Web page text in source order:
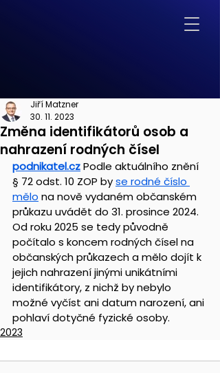
Změna identifikátorů osob a
nahrazení rodných čísel
Jiří Matzner
30. 11. 2023
podnikatel.czPodle aktuálního znění
§ 72 odst. 10 ZOP by se rodné číslo
mělo na nově vydaném občanském
průkazu uvádět do 31. prosince 2024.
Od roku 2025 se tedy původně
počítalo s koncem rodných čísel na
občanských průkazech a mělo dojít k
jejich nahrazení jinými unikátními
identifikátory, z nichž by nebylo
možné vyčíst ani datum narození, ani
pohlaví dotyčné fyzické osoby.
2023